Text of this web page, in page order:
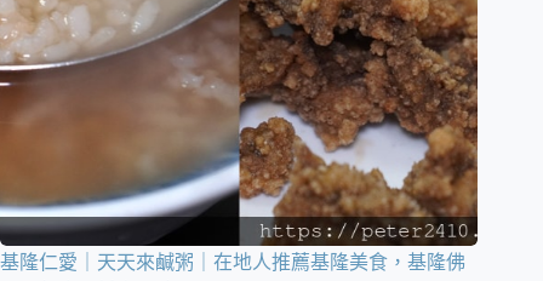
基隆仁愛｜天天來鹹粥｜在地人推薦基隆美食，基隆佛